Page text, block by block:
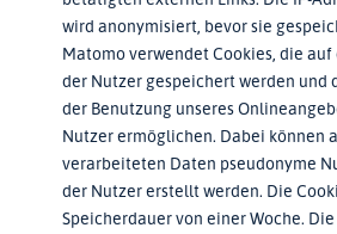
wird anonymisiert, bevor sie
Matomo verwendet Cookies, die
der Nutzer gespeichert werden und
der Benutzung unseres
Nutzer ermöglichen. Dabei können
verarbeiteten Daten pseudonyme
der Nutzer erstellt werden. Die
Speicherdauer von einer Woche.